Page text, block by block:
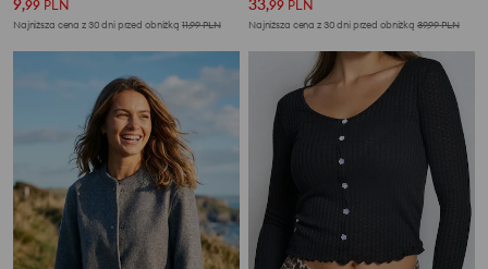
9,99 PLN
Najniższa cena z 30 dni przed obniżką 11,99PLN
33,99 PLN
Najniższa cena z 30 dni przed obniżką 39,99PLN